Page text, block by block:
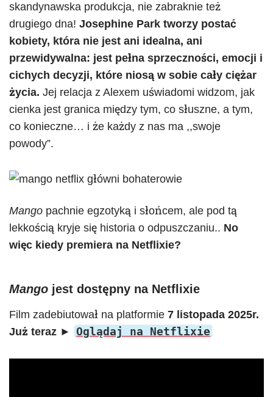
skandynawska produkcja, nie zabraknie też
drugiego dna! Josephine Park tworzy postać
kobiety, która nie jest ani idealna, ani
przewidywalna: jest pełna sprzeczności, emocji i
cichych decyzji, które niosą w sobie cały ciężar
życia. Jej relacja z Alexem uświadomi widzom, jak
cienka jest granica między tym, co słuszne, a tym,
co konieczne… i że każdy z nas ma ,,swoje
powody”.
Mango pachnie egzotyką i słońcem, ale pod tą
lekkością kryje się historia o odpuszczaniu.. No
więc kiedy premiera na Netflixie?
Mango jest dostępny na Netflixie
Film zadebiutował na platformie 7 listopada 2025r.
Już teraz ►
Oglądaj na Netflixie